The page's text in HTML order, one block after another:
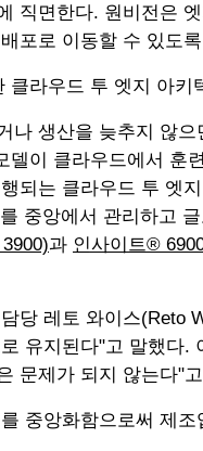
직면한다. 원비전은
포로 이동할 수 있도
클라우드 투 엣지 아키
나 생산을 늦추지 않
델이 클라우드에서 훈
되는 클라우드 투 엣
중앙에서 관리하고
과 인사이트®
당 레토 와이스(Reto
유지된다"고 말했다
문제가 되지 않는다"
중앙화함으로써 제